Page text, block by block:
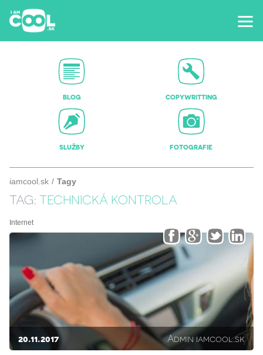
BLOG COPYWRITTING
SLUŽBY FOTOGRAFIE
iamcool.sk Tagy
TAG: TECHNICKÁ KONTROLA
Internet
20.11.2017 Admin iamcool.sk